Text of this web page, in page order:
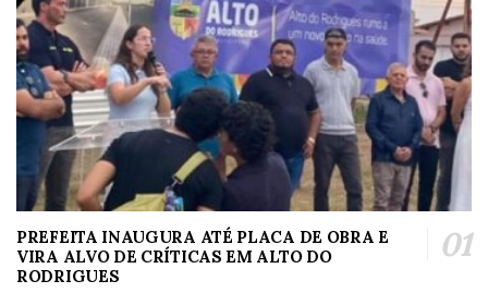
PREFEITA INAUGURA ATÉ PLACA DE OBRA E
VIRA ALVO DE CRÍTICAS EM ALTO DO
RODRIGUES